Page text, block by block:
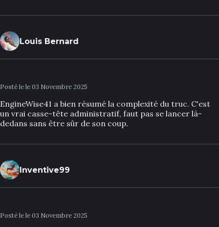
Louis Bernard
Posté le le 03 Novembre 2025
EngineWise41 a bien résumé la complexité du truc. C'est
un vrai casse-tête administratif, faut pas se lancer là-
dedans sans être sûr de son coup.
Inventive99
Posté le le 03 Novembre 2025